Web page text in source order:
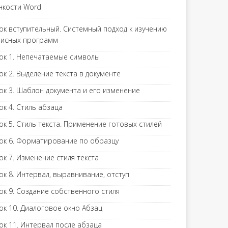
Word
вступительный. Системный подход к изучению
программ
1. Непечатаемые символы
2. Выделение текста в документе
3. Шаблон документа и его изменение
4. Стиль абзаца
5. Стиль текста. Применение готовых стилей
6. Форматирование по образцу
7. Изменение стиля текста
8. Интервал, выравнивание, отступ
9. Создание собственного стиля
10. Диалоговое окно Абзац
11. Интервал после абзаца